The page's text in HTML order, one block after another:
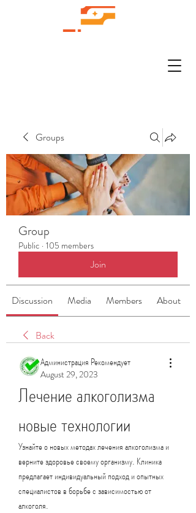
Groups
Group
Public · 105 members
Join
Discussion Media Members About
Back
Администрация Рекомендует
August 29, 2023
Лечение алкоголизма
новые технологии
Узнайте о новых методах лечения алкоголизма и
верните здоровье своему организму. Клиника
предлагает индивидуальный подход и опытных
специалистов в борьбе с зависимостью от
алкоголя.